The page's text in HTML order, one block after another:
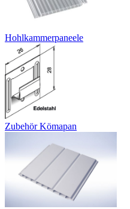
Hohlkammerpaneele
Zubehör Kömapan